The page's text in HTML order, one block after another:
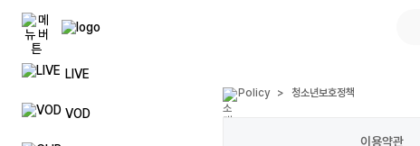
LIVE
VOD
팝콘(캐쉬)
풀방 입장권
공지사항
일대일 문의
Policy > 청소년보호정책
이용약관